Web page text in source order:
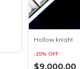
Hollow knight
-25% OFF
$9.000,00